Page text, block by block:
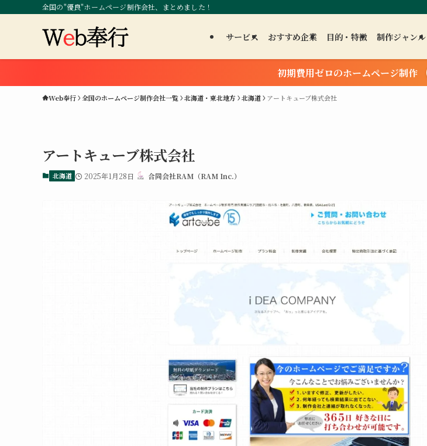
全国の"優良"ホームページ制作会社、まとめました！
サービス おすすめ企業 目的・特徴 制作ジャンル
初期費用ゼロのホームページ制作
Web奉行 全国のホームページ制作会社一覧 北海道・東北地方 北海道 アートキューブ株式会社
アートキューブ株式会社
北海道 2025年1月28日 合同会社RAM（RAM Inc.）